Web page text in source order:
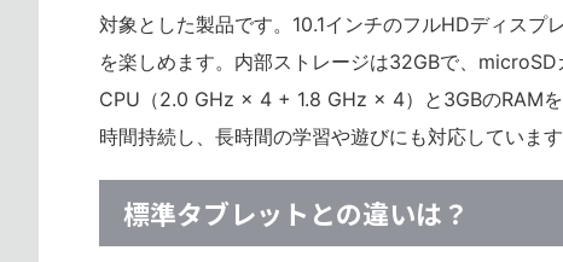
対象とした製品です。10.1インチのフルHDディス
を楽しめます。内部ストレージは32GBで、
CPU（2.0 GHz × 4 + 1.8 GHz × 4）と3GBのRAM
時間持続し、長時間の学習や遊びにも対応しています
標準タブレットとの違いは？